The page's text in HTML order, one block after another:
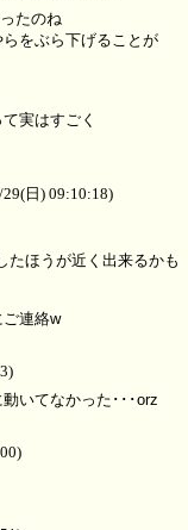
たのね
をぶら下げることが
実はすごく
日) 09:10:18)
たほうが近く出来るかも
連絡w
いてなかった･･･orz